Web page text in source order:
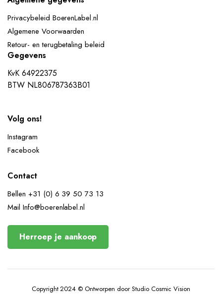
Privacybeleid BoerenLabel.nl
Algemene Voorwaarden
Retour- en terugbetaling beleid
Gegevens
KvK 64922375
BTW NL806787363B01
Volg ons!
Instagram
Facebook
Contact
Bellen +31 (0) 6 39 50 73 13
Mail Info@boerenlabel.nl
Herroep je aankoop
Copyright 2024 © Ontworpen door Studio Cosmic Vision